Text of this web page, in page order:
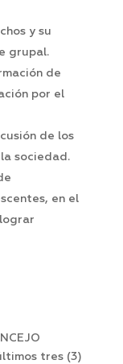
y su
grupal.
de
por el
de los
sociedad.
en el
tres (3)